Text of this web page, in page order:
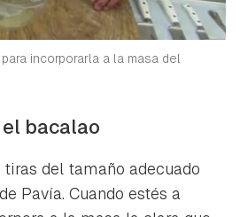
favorito
favorito, primero has de
CANCELAR
incorporarla a la masa del
el bacalao
del tamaño adecuado
Pavía. Cuando estés a